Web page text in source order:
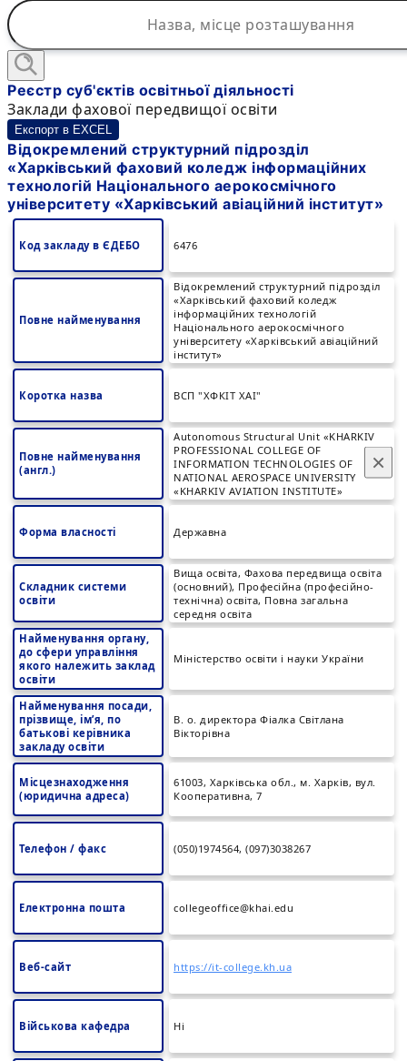
×
Реєстр суб'єктів освітньої діяльності
Заклади фахової передвищої освіти
Експорт в EXCEL
Відокремлений структурний підрозділ
«Харківський фаховий коледж інформаційних
технологій Національного аерокосмічного
університету «Харківський авіаційний інститут»
Код закладу в ЄДЕБО 6476
Повне найменування
Відокремлений структурний підрозділ
«Харківський фаховий коледж
інформаційних технологій
Національного аерокосмічного
університету «Харківський авіаційний
інститут»
Коротка назва ВСП "ХФКІТ ХАІ"
Повне найменування
(англ.)
Autonomous Structural Unit «KHARKIV
PROFESSIONAL COLLEGE OF
INFORMATION TECHNOLOGIES OF
NATIONAL AEROSPACE UNIVERSITY
«KHARKIV AVIATION INSTITUTE»
Форма власності Державна
Складник системи
освіти
Вища освіта, Фахова передвища освіта
(основний), Професійна (професійно-
технічна) освіта, Повна загальна
середня освіта
Найменування органу,
до сфери управління
якого належить заклад
освіти
Міністерство освіти і науки України
Найменування посади,
прізвище, ім’я, по
батькові керівника
закладу освіти
В. о. директора Фіалка Світлана
Вікторівна
Місцезнаходження
(юридична адреса)
61003, Харківська обл., м. Харків, вул.
Кооперативна, 7
Телефон / факс (050)1974564, (097)3038267
Електронна пошта collegeoffice@khai.edu
Веб-сайт https://it-college.kh.ua
Військова кафедра Ні